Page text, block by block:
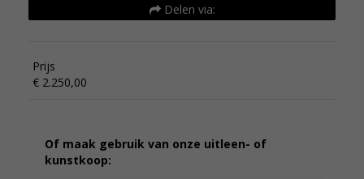
Delen via:
Prijs
€ 2.250,00
Of maak gebruik van onze uitleen- of
kunstkoop: